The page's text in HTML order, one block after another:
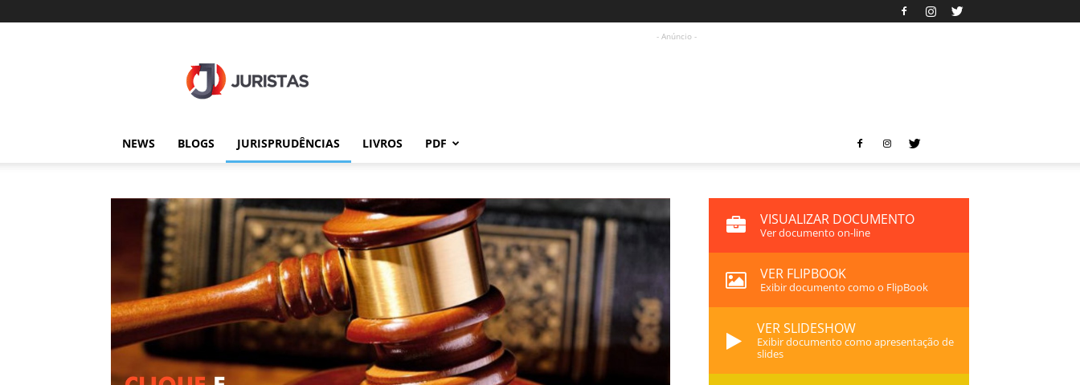
- Anúncio -
NEWS BLOGS JURISPRUDÊNCIAS LIVROS PDF
VISUALIZAR DOCUMENTO
Ver documento on-line
VER FLIPBOOK
Exibir documento como o FlipBook
VER SLIDESHOW
Exibir documento como apresentação de
slides